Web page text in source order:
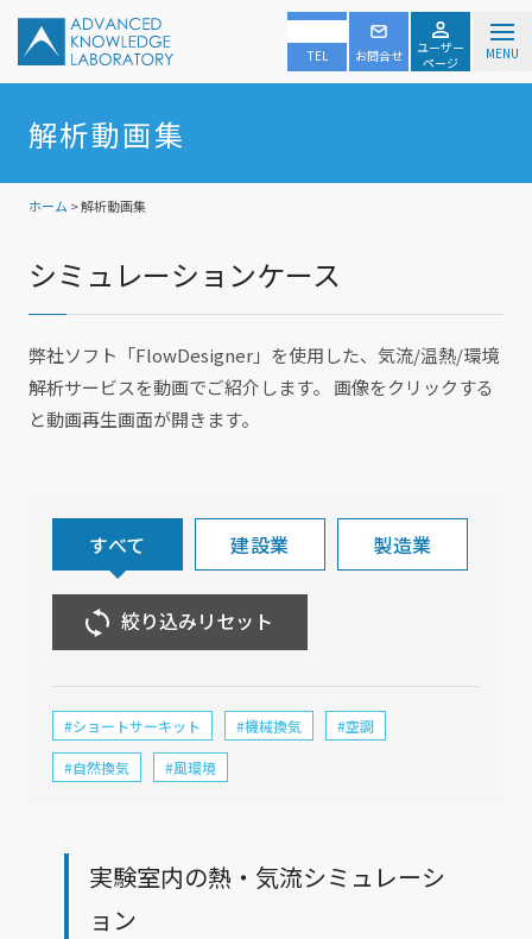
TEL お問合せ
ユーザー
ページ
MENU
解析動画集
ホーム > 解析動画集
シミュレーションケース
弊社ソフト「FlowDesigner」を使用した、気流/温熱/環境
解析サービスを動画でご紹介します。 画像をクリックする
と動画再生画面が開きます。
すべて 建設業 製造業
絞り込みリセット
#ショートサーキット #機械換気 #空調
#自然換気 #風環境
実験室内の熱・気流シミュレーシ
ョン